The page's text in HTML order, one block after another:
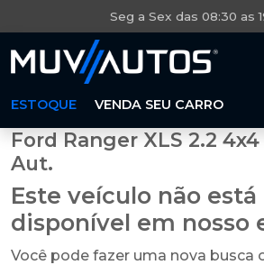
Seg a Sex das 08:30 as
ESTOQUE VENDA SEU CARRO
Ford Ranger XLS 2.2
Aut.
Este veículo não está
disponível em nosso
Você pode fazer uma nova busca